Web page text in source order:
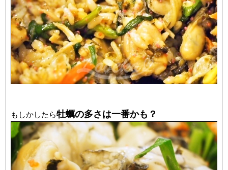
もしかしたら牡蠣の多さは一番かも？